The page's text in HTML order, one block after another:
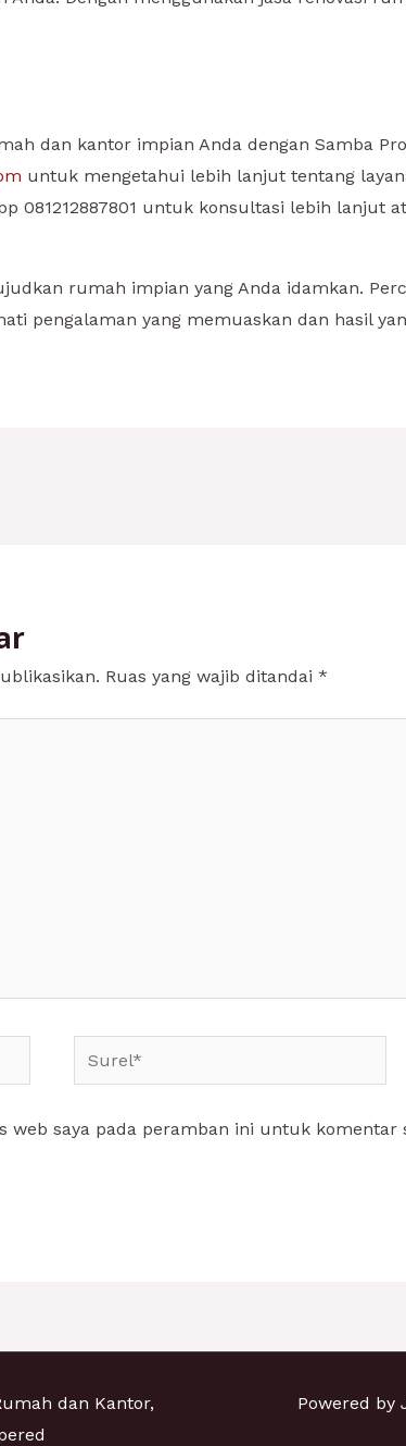
dan kantor impian Anda dengan Samba
untuk mengetahui lebih lanjut tentang
081212887801 untuk konsultasi lebih lanjut
rumah impian yang Anda idamkan.
pengalaman yang memuaskan dan hasil
Ruas yang wajib ditandai *
Surel*
web saya pada peramban ini untuk komentar
dan Kantor,
Powered by